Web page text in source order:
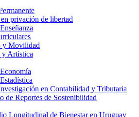
privación de libertad
y Movilidad
y Artística
en Contabilidad y Tributaria
de Reportes de Sostenibilidad
Longitudinal de Bienestar en Uruguay